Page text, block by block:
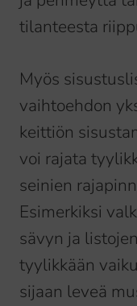
tilanteesta
Myös
vaihtoehdon
keittiön
voi rajata
seinien
Esimerkiksi
sävyn ja
tyylikkään
sijaan leveä